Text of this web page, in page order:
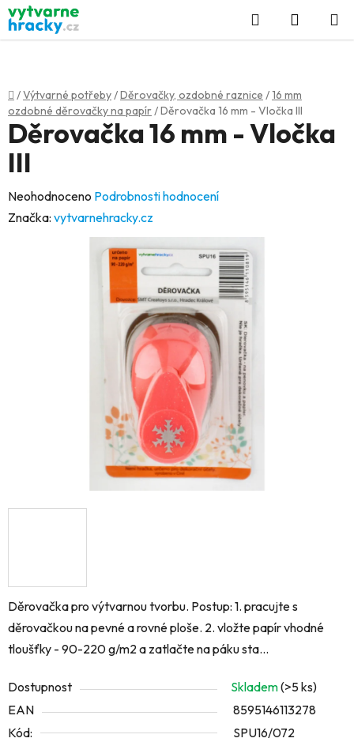
Přejít
na
obsah
Hledat
KOŠÍK
Domů
/Výtvarné potřeby/Děrovačky, ozdobné raznice /16 mm
ozdobné děrovačky na papír/Děrovačka 16 mm - Vločka III
Děrovačka pro výtvarnou tvorbu. Postup: 1. pracujte s
děrovačkou na pevné a rovné ploše. 2. vložte papír vhodné
tloušťky - 90-220 g/m2 a zatlačte na páku sta...
Dostupnost Skladem(>5 ks)
EAN
8595146113278
Kód:
SPU16/072
Děrovačka 16 mm - Vločka
III
Průměrné
hodnocení
Neohodnoceno Podrobnosti hodnocení
Značka: vytvarnehracky.cz